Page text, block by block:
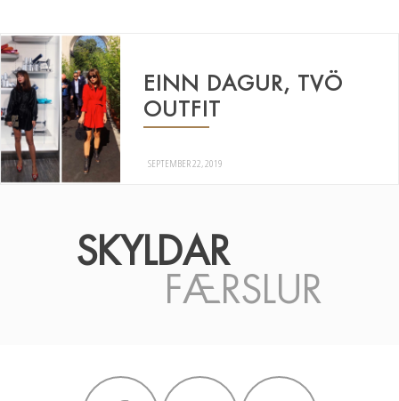
EINN DAGUR, TVÖ
OUTFIT
SEPTEMBER 22, 2019
SKYLDAR
FÆRSLUR